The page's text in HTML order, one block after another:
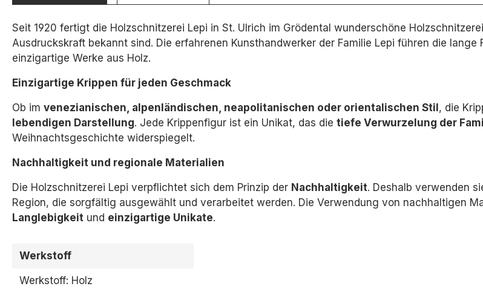
Seit 1920 fertigt die Holzschnitzerei Lepi in St. Ulrich im Grödental wunderschöne
Ausdruckskraft bekannt sind. Die erfahrenen Kunsthandwerker der Familie Lepi führen die
einzigartige Werke aus Holz.
Einzigartige Krippen für jeden Geschmack
Ob im venezianischen, alpenländischen, neapolitanischen oder orientalischen Stil , die
lebendigen Darstellung. Jede Krippenfigur ist ein Unikat, das die tiefe Verwurzelung der
Weihnachtsgeschichte widerspiegelt.
Nachhaltigkeit und regionale Materialien
Die Holzschnitzerei Lepi verpflichtet sich dem Prinzip der Nachhaltigkeit. Deshalb verwenden
Region, die sorgfältig ausgewählt und verarbeitet werden. Die Verwendung von nachhaltigen
Langlebigkeit und einzigartige Unikate.
Werkstoff
Werkstoff: Holz